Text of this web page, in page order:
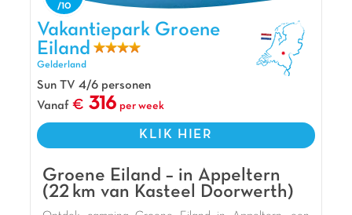
Vakantiepark Groene Eiland, Vakantiepark Gelderland
Vakantiepark Groene
Eiland
Gelderland
Sun TV 4/6 personen
Vanaf
316 per week
KLIK HIER
Groene Eiland – in Appeltern
(22 km van Kasteel Doorwerth)